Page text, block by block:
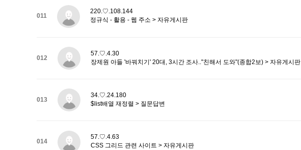
011
220.♡.108.144
정규식 - 활용 - 웹 주소 > 자유게시판
012
57.♡.4.30
장제원 아들 '바꿔치기' 20대, 3시간 조사.."친해서 도와"(종합2보) > 자유게시판
013
34.♡.24.180
$list배열 재정렬 > 질문답변
014
57.♡.4.63
CSS 그리드 관련 사이트 > 자유게시판